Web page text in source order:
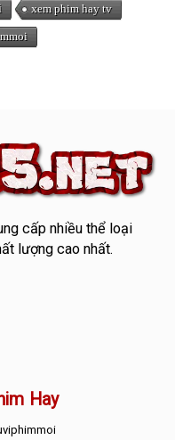
xem phim hay tv
cấp nhiều thể loại
lượng cao nhất.
Hay